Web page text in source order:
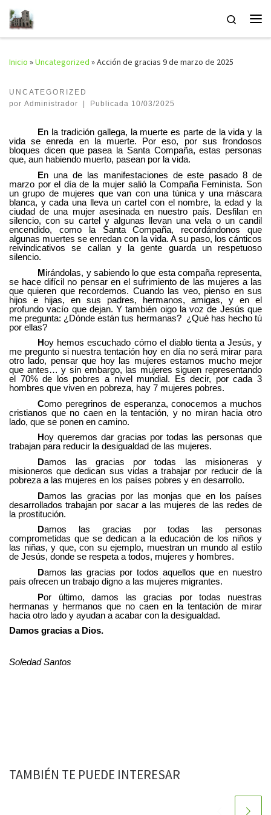
Saltar al contenido
Search
Inicio »Uncategorized »Acción de gracias 9 de marzo de 2025
UNCATEGORIZED
por Administrador Publicada 10/03/2025
En la tradición gallega, la muerte es parte de la vida y la
vida se enreda en la muerte. Por eso, por sus frondosos
bloques dicen que pasea la Santa Compaña, estas personas
que, aun habiendo muerto, pasean por la vida.
En una de las manifestaciones de este pasado 8 de
marzo por el día de la mujer salió la Compaña Feminista. Son
un grupo de mujeres que van con una túnica y una máscara
blanca, y cada una lleva un cartel con el nombre, la edad y la
ciudad de una mujer asesinada en nuestro país. Desfilan en
silencio, con su cartel y algunas llevan una vela o un candil
encendido, como la Santa Compaña, recordándonos que
algunas muertes se enredan con la vida. A su paso, los cánticos
reivindicativos se callan y la gente guarda un respetuoso
silencio.
Mirándolas, y sabiendo lo que esta compaña representa,
se hace difícil no pensar en el sufrimiento de las mujeres a las
que quieren que recordemos. Cuando las veo, pienso en sus
hijos e hijas, en sus padres, hermanos, amigas, y en el
profundo vacío que dejan. Y también oigo la voz de Jesús que
me pregunta: ¿Dónde están tus hermanas? ¿Qué has hecho tú
por ellas?
Hoy hemos escuchado cómo el diablo tienta a Jesús, y
me pregunto si nuestra tentación hoy en día no será mirar para
otro lado, pensar que hoy las mujeres estamos mucho mejor
que antes… y sin embargo, las mujeres siguen representando
el 70% de los pobres a nivel mundial. Es decir, por cada 3
hombres que viven en pobreza, hay 7 mujeres pobres.
Como peregrinos de esperanza, conocemos a muchos
cristianos que no caen en la tentación, y no miran hacia otro
lado, que se ponen en camino.
Hoy queremos dar gracias por todas las personas que
trabajan para reducir la desigualdad de las mujeres.
Damos las gracias por todas las misioneras y
misioneros que dedican sus vidas a trabajar por reducir de la
pobreza a las mujeres en los países pobres y en desarrollo.
Damos las gracias por las monjas que en los países
desarrollados trabajan por sacar a las mujeres de las redes de
la prostitución.
Damos las gracias por todas las personas
comprometidas que se dedican a la educación de los niños y
las niñas, y que, con su ejemplo, muestran un mundo al estilo
de Jesús, donde se respeta a todos, mujeres y hombres.
Damos las gracias por todos aquellos que en nuestro
país ofrecen un trabajo digno a las mujeres migrantes.
Por último, damos las gracias por todas nuestras
hermanas y hermanos que no caen en la tentación de mirar
hacia otro lado y ayudan a acabar con la desigualdad.
Damos gracias a Dios.
Soledad Santos
TAMBIÉN TE PUEDE INTERESAR